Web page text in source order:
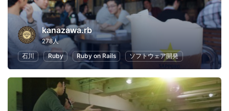
kanazawa.rb
278人
石川
Ruby Ruby on Rails ソフトウェア開発